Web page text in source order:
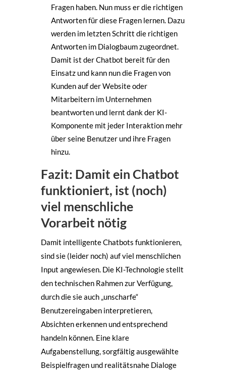
Fragen haben. Nun muss er die richtigen
Antworten für diese Fragen lernen. Dazu
werden im letzten Schritt die richtigen
Antworten im Dialogbaum zugeordnet.
Damit ist der Chatbot bereit für den
Einsatz und kann nun die Fragen von
Kunden auf der Website oder
Mitarbeitern im Unternehmen
beantworten und lernt dank der KI-
Komponente mit jeder Interaktion mehr
über seine Benutzer und ihre Fragen
hinzu.
Fazit: Damit ein Chatbot
funktioniert, ist (noch)
viel menschliche
Vorarbeit nötig
Damit intelligente Chatbots funktionieren,
sind sie (leider noch) auf viel menschlichen
Input angewiesen. Die KI-Technologie stellt
den technischen Rahmen zur Verfügung,
durch die sie auch „unscharfe“
Benutzereingaben interpretieren,
Absichten erkennen und entsprechend
handeln können. Eine klare
Aufgabenstellung, sorgfältig ausgewählte
Beispielfragen und realitätsnahe Dialoge